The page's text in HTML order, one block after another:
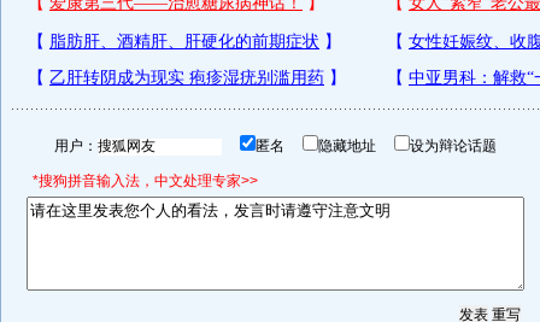
用户： 匿名 隐藏地址 设为辩论话题
*搜狗拼音输入法，中文处理专家>>